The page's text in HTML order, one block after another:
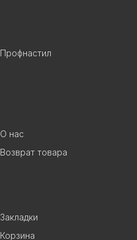
Профнастил
О нас
Возврат товара
Закладки
Корзина